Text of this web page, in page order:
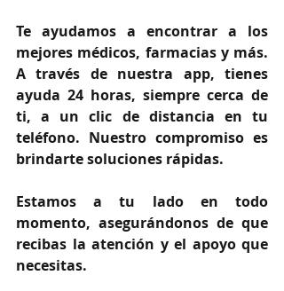
Te ayudamos a encontrar a los
mejores médicos, farmacias y más.
A través de nuestra app, tienes
ayuda 24 horas, siempre cerca de
ti, a un clic de distancia en tu
teléfono. Nuestro compromiso es
brindarte soluciones rápidas.
Estamos a tu lado en todo
momento, asegurándonos de que
recibas la atención y el apoyo que
necesitas.